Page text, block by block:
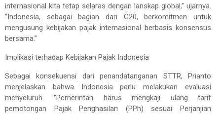
internasional kita tetap selaras dengan lanskap global,” ujarnya.
“Indonesia, sebagai bagian dari G20, berkomitmen untuk
mengusung kebijakan pajak internasional berbasis konsensus
bersama.”
Implikasi terhadap Kebijakan Pajak Indonesia
Sebagai konsekuensi dari penandatanganan STTR, Prianto
menjelaskan bahwa Indonesia perlu melakukan evaluasi
menyeluruh. “Pemerintah harus mengkaji ulang tarif
pemotongan Pajak Penghasilan (PPh) sesuai Perjanjian